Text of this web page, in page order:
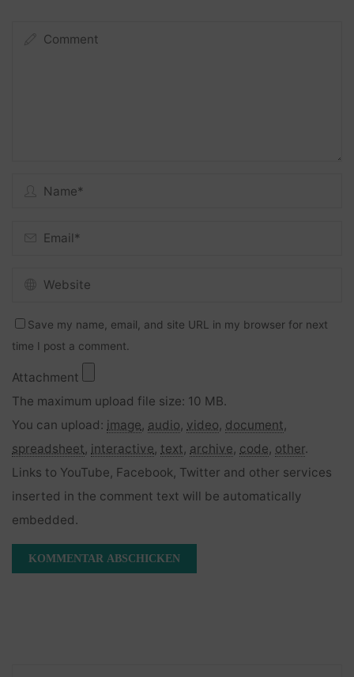
Save my name, email, and site URL in my browser for next
time I post a comment.
Attachment
The maximum upload file size: 10 MB.
You can upload: image, audio, video, document,
spreadsheet, interactive, text, archive, code, other.
Links to YouTube, Facebook, Twitter and other services
inserted in the comment text will be automatically
embedded.